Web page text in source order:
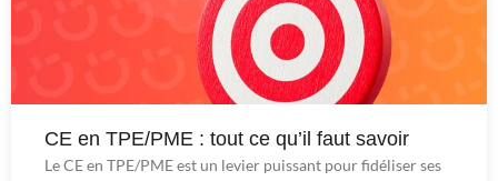
CE en TPE/PME : tout ce qu’il faut savoir
Le CE en TPE/PME est un levier puissant pour fidéliser ses